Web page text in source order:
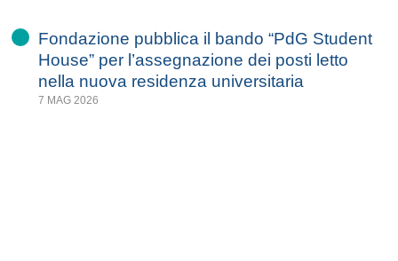
Fondazione pubblica il bando “PdG Student
House” per l’assegnazione dei posti letto
nella nuova residenza universitaria
7 MAG 2026